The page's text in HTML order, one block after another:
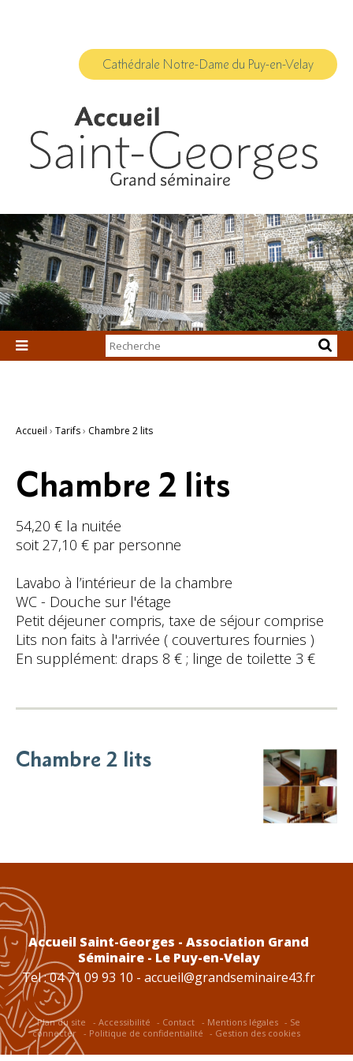
Cathédrale Notre-Dame du Puy-en-Velay

Chercher par
Recherche
Accueil › Tarifs› Chambre 2 lits
Chambre 2 lits
54,20 € la nuitée
soit 27,10 € par personne
Lavabo à l’intérieur de la chambre
WC - Douche sur l'étage
Petit déjeuner compris, taxe de séjour comprise
Lits non faits à l'arrivée ( couvertures fournies )
En supplément: draps 8 € ; linge de toilette 3 €
Chambre 2 lits
Accueil Saint-Georges - Association Grand
Séminaire - Le Puy-en-Velay
Tel : 04 71 09 93 10 - accueil@grandseminaire43.fr
Plan du site Accessibilité Contact Mentions légales
Se
connecter
Politique de confidentialité Gestion des cookies